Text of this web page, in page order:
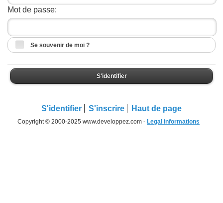
Mot de passe:
Se souvenir de moi ?
S'identifier
S'identifier S'inscrire Haut de page
Copyright © 2000-2025 www.developpez.com - Legal informations